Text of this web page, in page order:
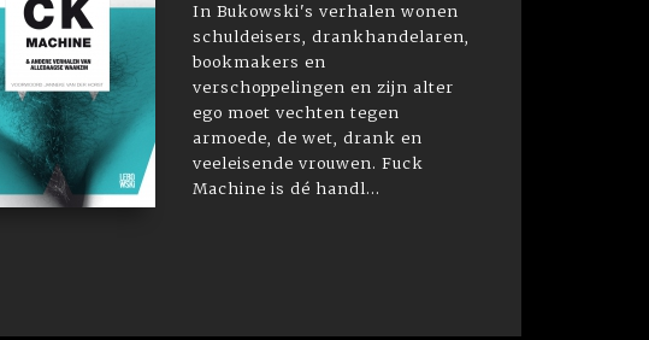
In Bukowski's verhalen wonen
schuldeisers, drankhandelaren,
bookmakers en
verschoppelingen en zijn alter
ego moet vechten tegen
armoede, de wet, drank en
veeleisende vrouwen. Fuck
Machine is dé handl...